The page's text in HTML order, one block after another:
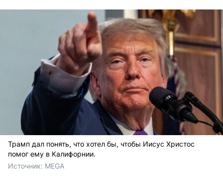
Трамп дал понять, что хотел бы, чтобы Иисус Христос
помог ему в Калифорнии.
Источник: MEGA